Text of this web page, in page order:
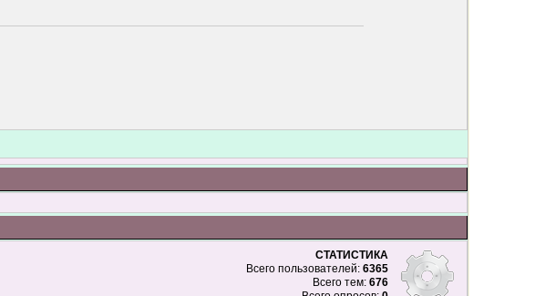
СТАТИСТИКА
Всего пользователей: 6365
Всего тем: 676